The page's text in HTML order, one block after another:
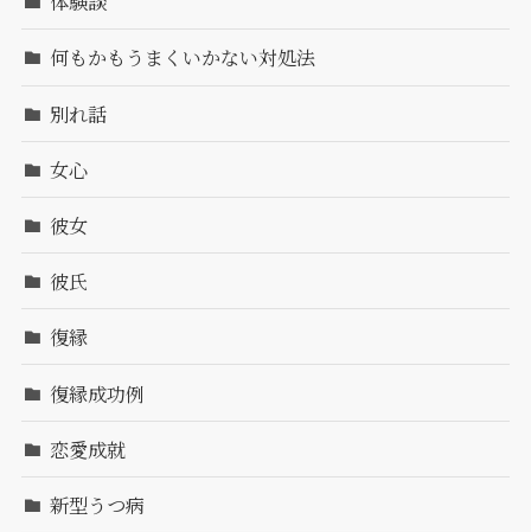
何もかもうまくいかない対処法
別れ話
女心
彼女
彼氏
復縁
復縁成功例
恋愛成就
新型うつ病